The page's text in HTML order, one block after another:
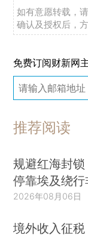
如有意愿转载，
确认及授权后，方
免费订阅财新网
推荐阅读
规避红海封
停靠埃及绕行
2026年08月06日
境外收入征